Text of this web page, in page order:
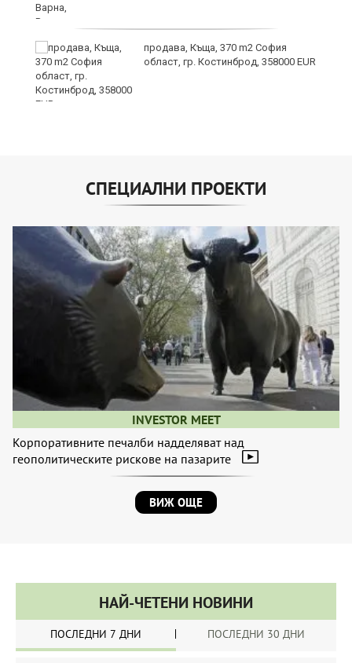
продава, Къща, 370 m2 София
област, гр. Костинброд, 358000 EUR
СПЕЦИАЛНИ ПРОЕКТИ
INVESTOR MEET
Корпоративните печалби надделяват над
геополитическите рискове на пазарите
ВИЖ ОЩЕ
НАЙ-ЧЕТЕНИ НОВИНИ
ПОСЛЕДНИ 7 ДНИ ПОСЛЕДНИ 30 ДНИ